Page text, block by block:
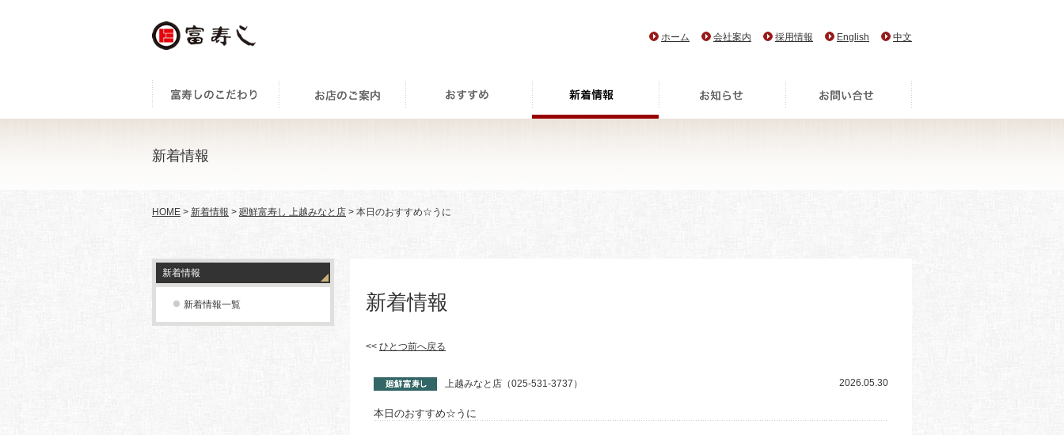
ホーム 会社案内 採用情報 English 中文
新着情報
HOME > 新着情報 > 廻鮮富寿し 上越みなと店 > 本日のおすすめ☆うに
新着情報
新着情報一覧 新着情報
<< ひとつ前へ戻る
上越みなと店（025-531-3737） 2026.05.30
本日のおすすめ☆うに